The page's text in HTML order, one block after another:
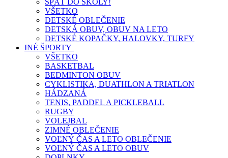
SPÄŤ DO ŠKOLY!
VŠETKO
DETSKÉ OBLEČENIE
DETSKÁ OBUV, OBUV NA LETO
DETSKÉ KOPAČKY, HALOVKY, TURFY
INÉ ŠPORTY
VŠETKO
BASKETBAL
BEDMINTON OBUV
CYKLISTIKA, DUATHLON A TRIATLON
HÁDZANÁ
TENIS, PADDEL A PICKLEBALL
RUGBY
VOLEJBAL
ZIMNÉ OBLEČENIE
VOĽNÝ ČAS A LETO OBLEČENIE
VOĽNÝ ČAS A LETO OBUV